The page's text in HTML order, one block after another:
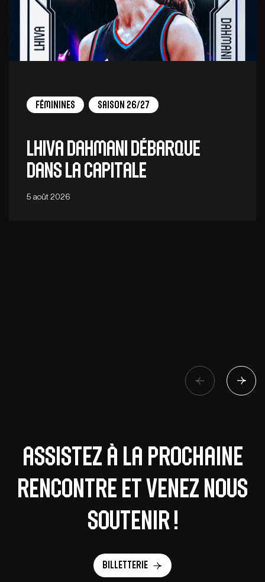
Féminines Saison 26/27
Lhiva Dahmani débarque
dans la capitale
5 août 2026
Assistez à la prochaine
rencontre et venez nous
soutenir !
Billetterie